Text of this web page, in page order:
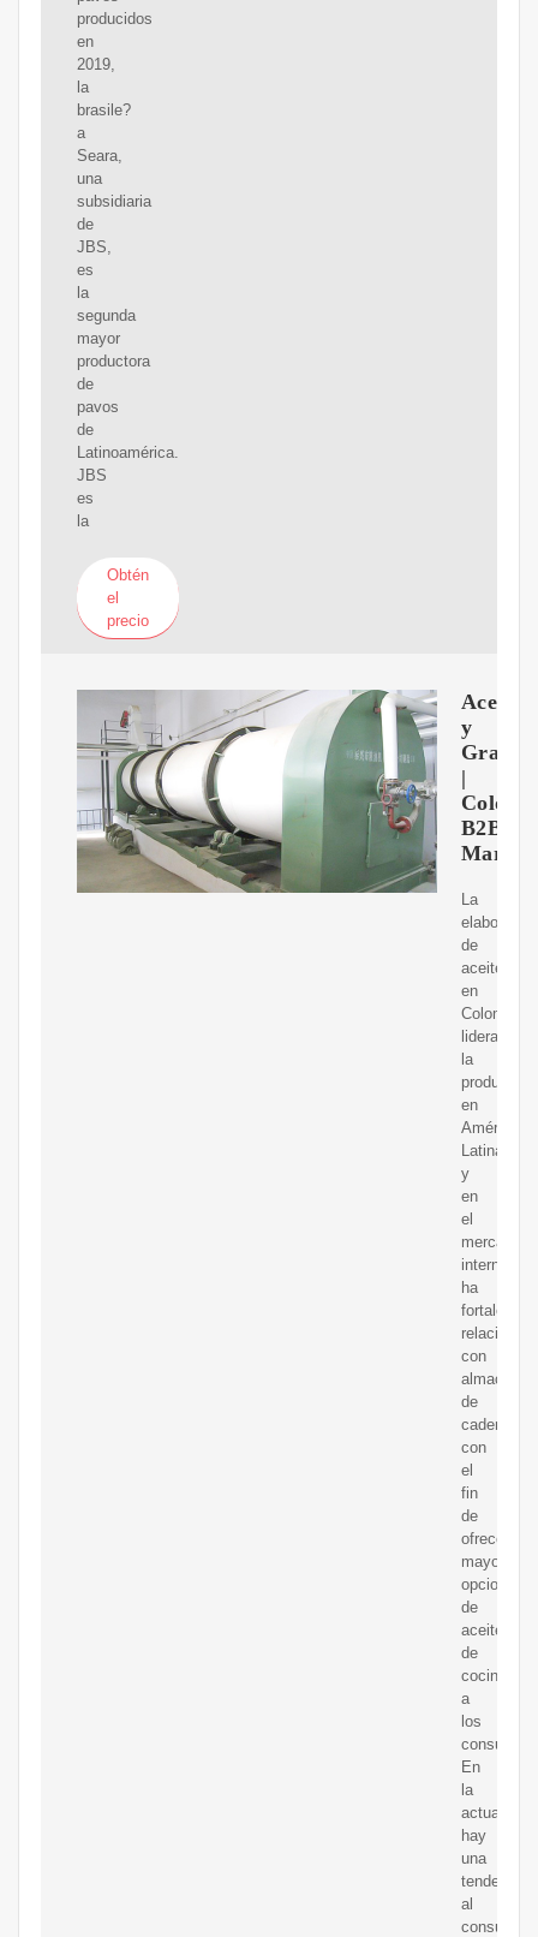
producidos
en
2019,
la
brasile?
a
Seara,
una
subsidiaria
de
JBS,
es
la
segunda
mayor
productora
de
pavos
de
Latinoamérica.
JBS
es
la
Obtén
el
precio
Aceites
y
Grasas
|
B2B
La
de
aceite
en
Colombia,
lidera
la
producción
en
América
Latina
y
en
el
mercado
interno
ha
fortalecido
relaciones
con
almacenes
de
cadena
con
el
fin
de
ofrecer
mayores
opciones
de
aceites
de
cocina
a
los
En
la
actualidad
hay
una
tendencia
al
consumo